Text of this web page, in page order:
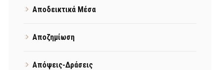
Αποδεικτικά Μέσα
Αποζημίωση
Απόψεις-Δράσεις